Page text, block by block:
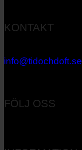
KONTAKT
info@tidochdoft.se
FÖLJ OSS